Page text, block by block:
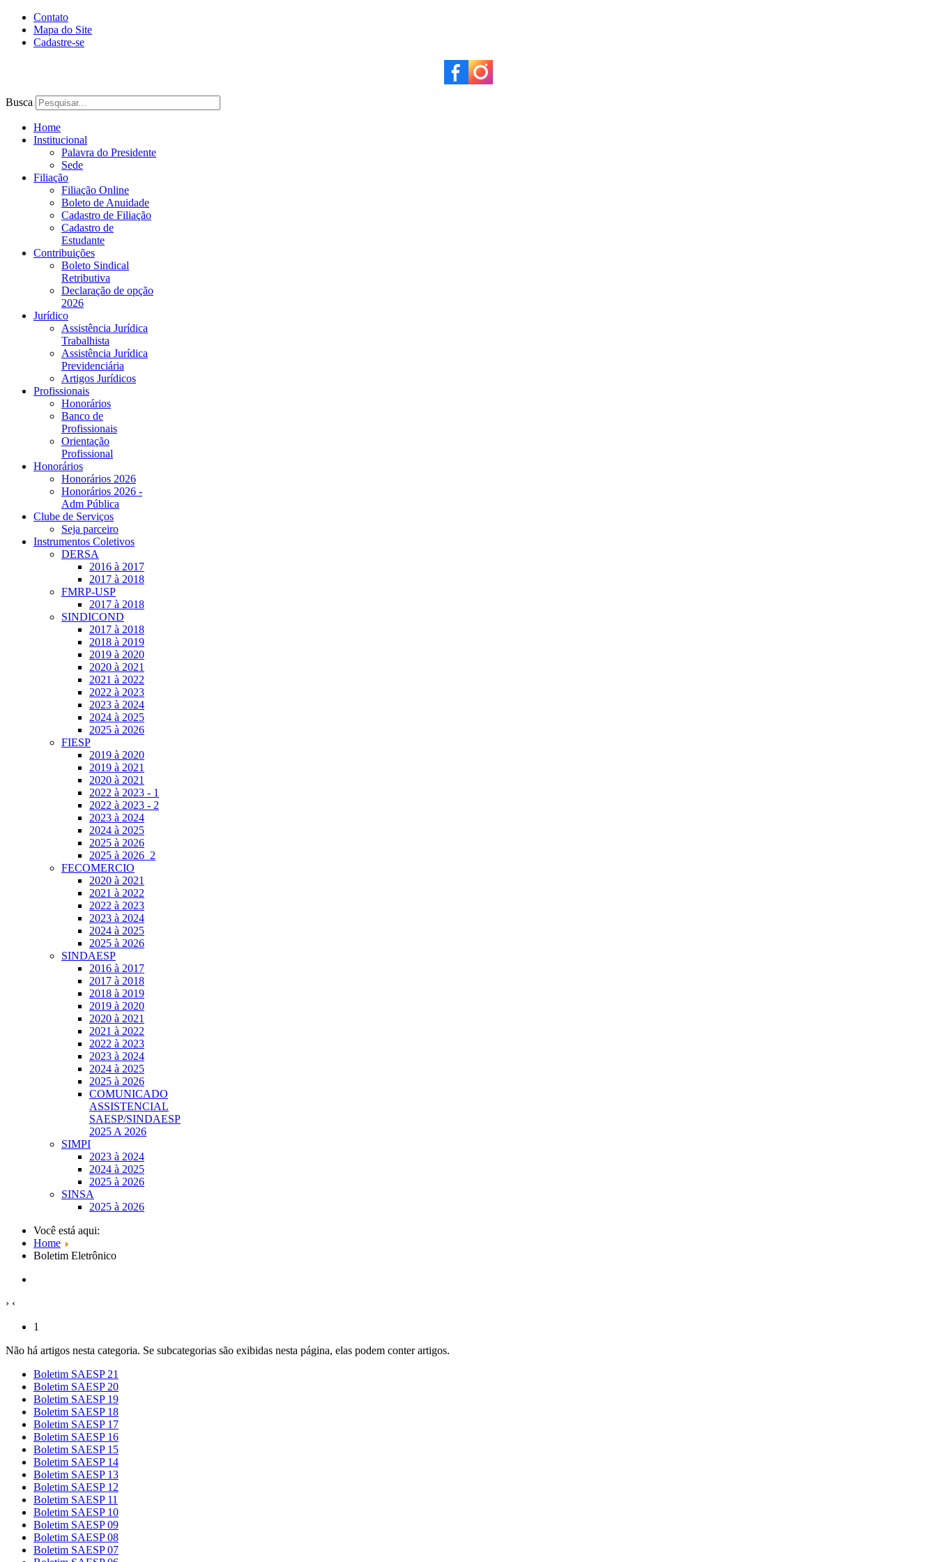
Contato
Mapa do Site
Cadastre-se
Busca
Home
Institucional
Palavra do Presidente
Sede
Filiação
Filiação Online
Boleto de Anuidade
Cadastro de Filiação
Cadastro de
Estudante
Contribuições
Boleto Sindical
Retributiva
Declaração de opção
2026
Jurídico
Assistência Jurídica
Trabalhista
Assistência Jurídica
Previdenciária
Artigos Jurídicos
Profissionais
Honorários
Banco de
Profissionais
Orientação
Profissional
Honorários
Honorários 2026
Honorários 2026 -
Adm Pública
Clube de Serviços
Seja parceiro
Instrumentos Coletivos
DERSA
2016 à 2017
2017 à 2018
FMRP-USP
2017 à 2018
SINDICOND
2017 à 2018
2018 à 2019
2019 à 2020
2020 à 2021
2021 à 2022
2022 à 2023
2023 à 2024
2024 à 2025
2025 à 2026
FIESP
2019 à 2020
2019 à 2021
2020 à 2021
2022 à 2023 - 1
2022 à 2023 - 2
2023 à 2024
2024 à 2025
2025 à 2026
2025 à 2026_2
FECOMERCIO
2020 à 2021
2021 à 2022
2022 à 2023
2023 à 2024
2024 à 2025
2025 à 2026
SINDAESP
2016 à 2017
2017 à 2018
2018 à 2019
2019 à 2020
2020 à 2021
2021 à 2022
2022 à 2023
2023 à 2024
2024 à 2025
2025 à 2026
COMUNICADO
ASSISTENCIAL
SAESP/SINDAESP
2025 A 2026
SIMPI
2023 à 2024
2024 à 2025
2025 à 2026
SINSA
2025 à 2026
Você está aqui:
Home
Boletim Eletrônico
› ‹
1
Não há artigos nesta categoria. Se subcategorias são exibidas nesta página, elas podem conter artigos.
Boletim SAESP 21
Boletim SAESP 20
Boletim SAESP 19
Boletim SAESP 18
Boletim SAESP 17
Boletim SAESP 16
Boletim SAESP 15
Boletim SAESP 14
Boletim SAESP 13
Boletim SAESP 12
Boletim SAESP 11
Boletim SAESP 10
Boletim SAESP 09
Boletim SAESP 08
Boletim SAESP 07